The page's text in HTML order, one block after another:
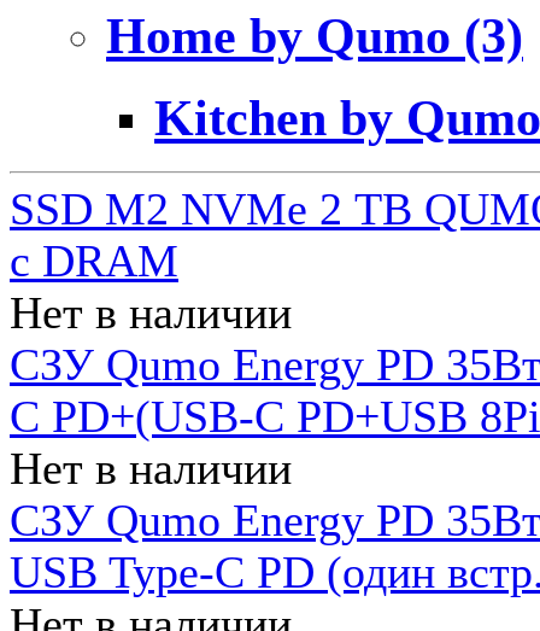
Home by Qumo (3)
Kitchen by
SSD M2 NVMe 2 ТB
c DRAM
Нет в наличии
СЗУ Qumo Energy PD
C PD+(USB-C PD+USB
Нет в наличии
СЗУ Qumo Energy PD
USB Type-C PD (один